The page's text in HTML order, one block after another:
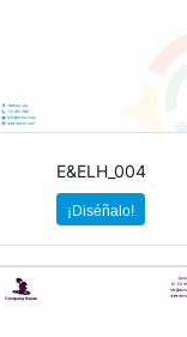
E&ELH_004
¡Diséñalo!